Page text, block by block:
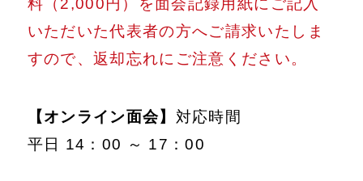
料（2,000円）を面会記録用紙にご記入
いただいた代表者の方へご請求いたしま
すので、返却忘れにご注意ください。
【オンライン面会】 対応時間
平日 14：00 ～ 17：00